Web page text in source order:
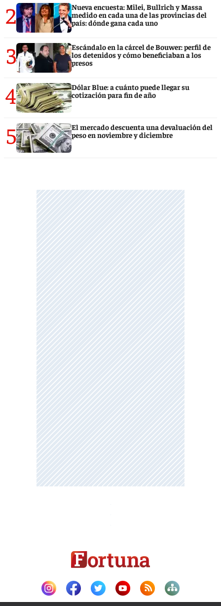
2
Nueva encuesta: Milei, Bullrich y Massa
medido en cada una de las provincias del
país: dónde gana cada uno
3
Escándalo en la cárcel de Bouwer: perfil de
los detenidos y cómo beneficiaban a los
presos
4
Dólar Blue: a cuánto puede llegar su
cotización para fin de año
5
El mercado descuenta una devaluación del
peso en noviembre y diciembre